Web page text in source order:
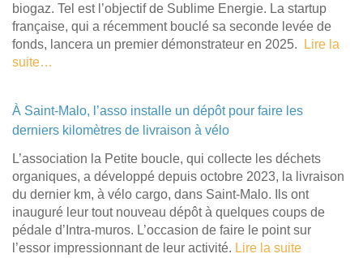
biogaz. Tel est l’objectif de Sublime Energie. La startup
française, qui a récemment bouclé sa seconde levée de
fonds, lancera un premier démonstrateur en 2025.
Lire la
suite…
À Saint-Malo, l’asso installe un dépôt pour faire les
derniers kilomètres de livraison à vélo
L’association la Petite boucle, qui collecte les déchets
organiques, a développé depuis octobre 2023, la livraison
du dernier km, à vélo cargo, dans Saint-Malo. Ils ont
inauguré leur tout nouveau dépôt à quelques coups de
pédale d’Intra-muros. L’occasion de faire le point sur
l’essor impressionnant de leur activité. Lire la suite